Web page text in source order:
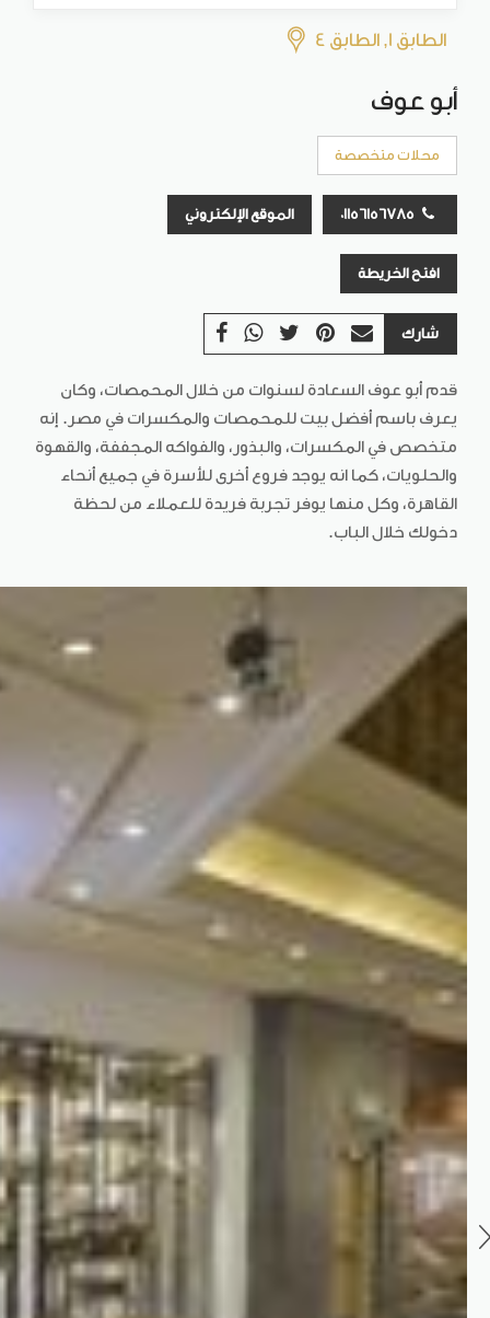
الطابق 1, الطابق 4
أبو عوف
محلات متخصصة
الموقع الإلكتروني
افتح الخريطة
شارك
قدم أبو عوف السعادة لسنوات من خلال المحمصات، وكان
يعرف باسم أفضل بيت للمحمصات والمكسرات في مصر. إنه
متخصص في المكسرات، والبذور، والفواكه المجففة، والقهوة
والحلويات، كما انه يوجد فروع أخرى للأسرة في جميع أنحاء
القاهرة، وكل منها يوفر تجربة فريدة للعملاء من لحظة
دخولك خلال الباب.